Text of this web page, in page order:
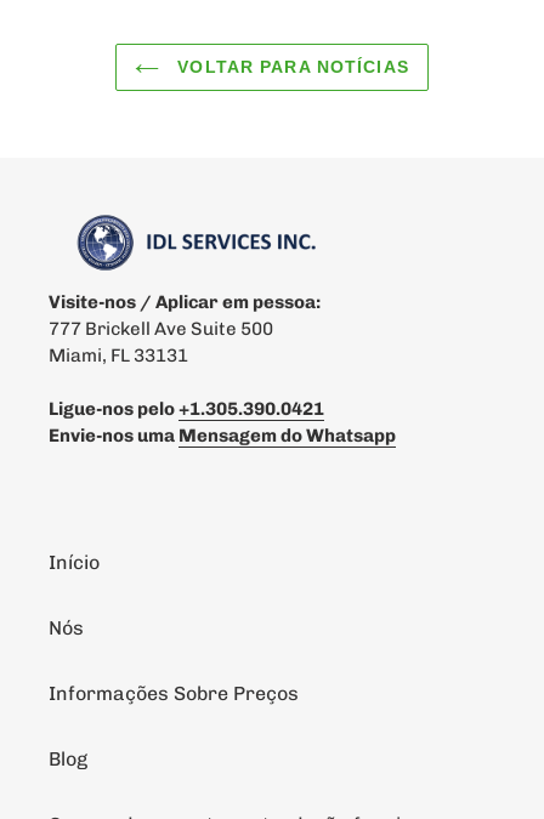
VOLTAR PARA NOTÍCIAS
Visite-nos / Aplicar em pessoa:
777 Brickell Ave Suite 500
Miami, FL 33131
Ligue-nos pelo+1.305.390.0421
Envie-nos uma Mensagem do Whatsapp
Início
Nós
Informações Sobre Preços
Blog